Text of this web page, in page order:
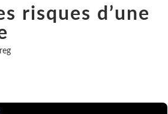
risques d’une